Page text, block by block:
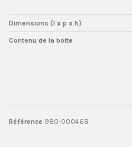
Dimensions (l x p x h)
Contenu de la boite
Référence 980-000468